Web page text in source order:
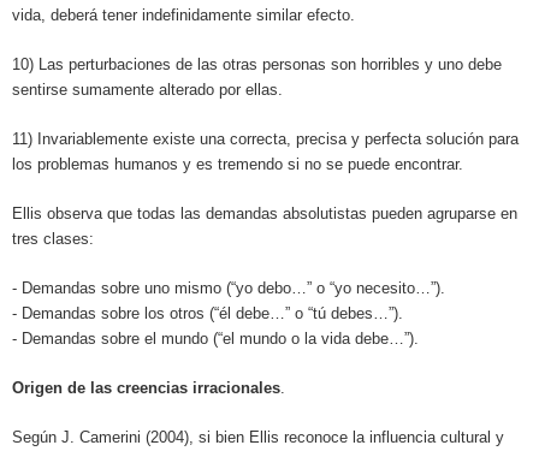
vida, deberá tener indefinidamente similar efecto.
10) Las perturbaciones de las otras personas son horribles y uno debe
sentirse sumamente alterado por ellas.
11) Invariablemente existe una correcta, precisa y perfecta solución para
los problemas humanos y es tremendo si no se puede encontrar.
Ellis observa que todas las demandas absolutistas pueden agruparse en
tres clases:
- Demandas sobre uno mismo (“yo debo…” o “yo necesito…”).
- Demandas sobre los otros (“él debe…” o “tú debes…”).
- Demandas sobre el mundo (“el mundo o la vida debe…”).
Origen de las creencias irracionales
Según J. Camerini (2004), si bien Ellis reconoce la influencia cultural y